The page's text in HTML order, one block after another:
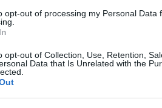
opt-out of processing my Personal Data
opt-out of Collection, Use, Retention,
Data that Is Unrelated with the
από ένα σημείο και μετά
αλλά όταν το
έρχονται στο γήπεδο. Και
Τέτοια ματς όπως αυτό με